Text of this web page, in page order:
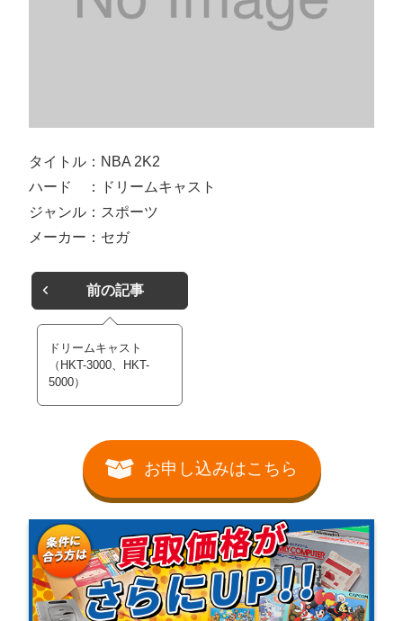
タイトル：NBA 2K2
ハード ：ドリームキャスト
ジャンル：スポーツ
メーカー：セガ
前の記事
ドリームキャスト
（HKT-3000、HKT-
5000）
お申し込みはこちら